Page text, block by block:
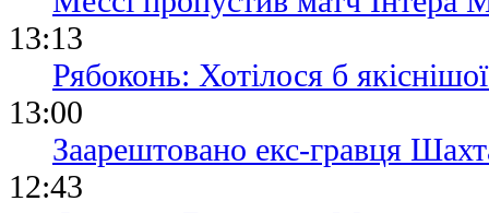
13:13
Рябоконь: Хотілося б
13:00
Заарештовано екс-гравця
12:43